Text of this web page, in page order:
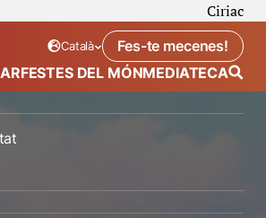
Ciriac
Idioma seleccionat:
Català
. Canviar idiomaFes-te mecenes!
FESTES DEL MÓNMEDIATECA